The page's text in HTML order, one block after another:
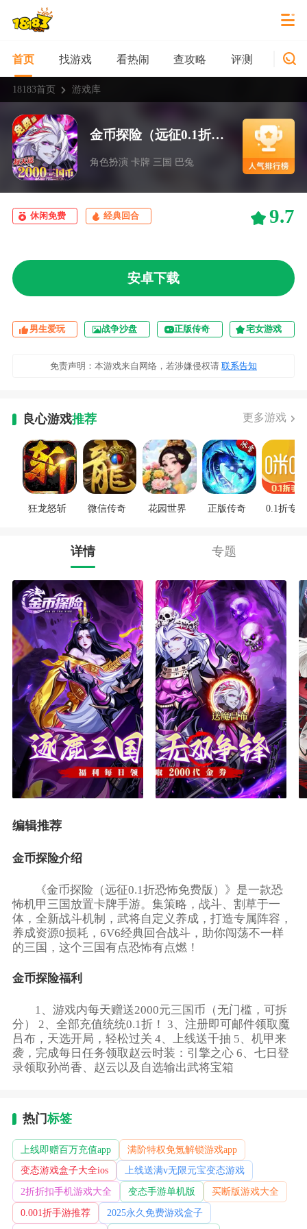
首页 找游戏 看热闹 查攻略 评测 新游
18183首页 游戏库
金币探险（远征0.1折恐怖免费版）
角色扮演 卡牌 三国 巴兔
休闲免费 经典回合 9.7
安卓下载
男生爱玩 战争沙盘 正版传奇 宅女游戏
免责声明：本游戏来自网络，若涉嫌侵权请 联系告知
良心游戏推荐 更多游戏
狂龙怒斩 微信传奇 花园世界 正版传奇 0.1折专区
详情 专题
编辑推荐
金币探险介绍
《金币探险（远征0.1折恐怖免费版）》是一款恐
怖机甲三国放置卡牌手游。集策略，战斗、割草于一
体，全新战斗机制，武将自定义养成，打造专属阵容，
养成资源0损耗，6V6经典回合战斗，助你闯荡不一样
的三国，这个三国有点恐怖有点燃！
金币探险福利
1、游戏内每天赠送2000元三国币（无门槛，可拆
分） 2、全部充值统统0.1折！ 3、注册即可邮件领取魔
吕布，天选开局，轻松过关 4、上线送千抽 5、机甲来
袭，完成每日任务领取赵云时装：引擎之心 6、七日登
录领取孙尚香、赵云以及自选输出武将宝箱
热门标签
上线即赠百万充值app
满阶特权免氪解锁游戏app
变态游戏盒子大全ios
上线送满v无限元宝变态游戏
2折折扣手机游戏大全
变态手游单机版
买断版游戏大全
0.001折手游推荐
2025永久免费游戏盒子